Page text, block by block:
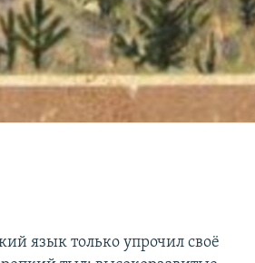
язык только упрочил своё